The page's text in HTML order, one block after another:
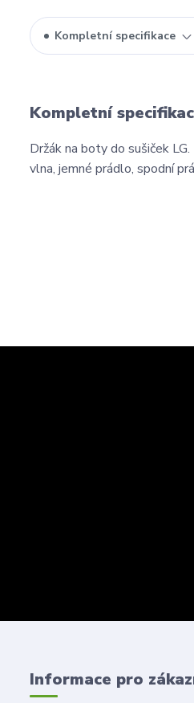
Kompletní specifikace
Kompletní
Držák na boty do sušiček
vlna, jemné prádlo, spodní
Informace pro